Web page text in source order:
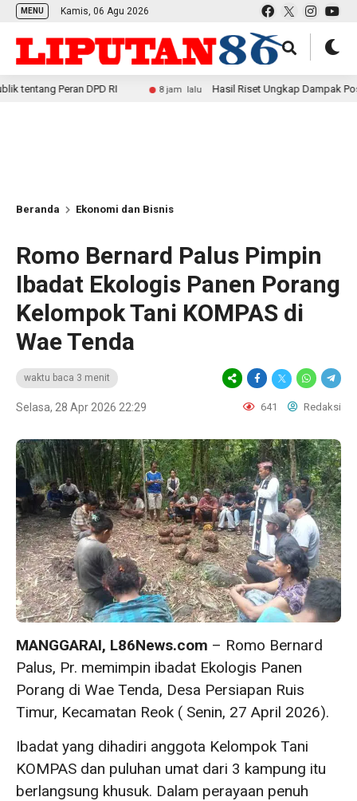
MENU Kamis, 06 Agu 2026
DPD RI 8 jam lalu Hasil Riset Ungkap Dampak Positif MBG
Beranda Ekonomi dan Bisnis
Romo Bernard Palus Pimpin
Ibadat Ekologis Panen Porang
Kelompok Tani KOMPAS di
Wae Tenda
waktu baca 3 menit
Selasa, 28 Apr 2026 22:29 641 Redaksi
MANGGARAI, L86News.com – Romo Bernard
Palus, Pr. memimpin ibadat Ekologis Panen
Porang di Wae Tenda, Desa Persiapan Ruis
Timur, Kecamatan Reok ( Senin, 27 April 2026).
Ibadat yang dihadiri anggota Kelompok Tani
KOMPAS dan puluhan umat dari 3 kampung itu
berlangsung khusuk. Dalam perayaan penuh